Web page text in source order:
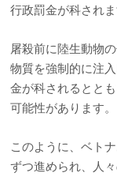
行政罰金が科されま
屠殺前に陸生動物
物質を強制的に注
金が科されるとと
可能性があります。
このように、ベト
ずつ進められ、人